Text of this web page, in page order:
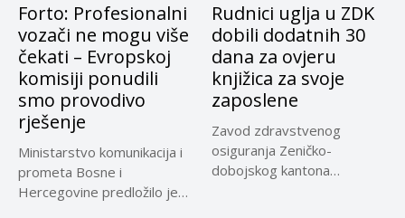
Forto: Profesionalni
vozači ne mogu više
čekati – Evropskoj
komisiji ponudili
smo provodivo
rješenje
Ministarstvo komunikacija i
prometa Bosne i
Hercegovine predložilo je
Rudnici uglja u ZDK
dobili dodatnih 30
dana za ovjeru
knjižica za svoje
zaposlene
Zavod zdravstvenog
osiguranja Zeničko-
dobojskog kantona